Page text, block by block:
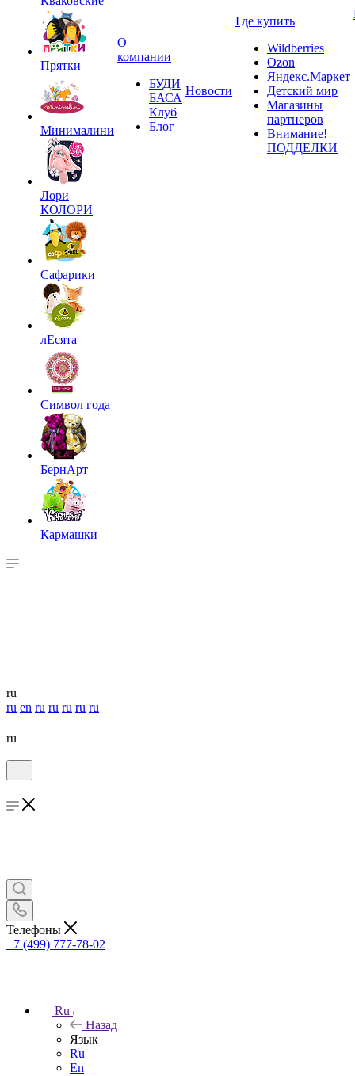
Прятки
Минималини
Лори
КОЛОРИ
Сафарики
лЕсята
Символ года
БернАрт
Кармашки
О
компании
БУДИ
БАСА
Клуб
Блог
Новости
Где купить
Wildberries
Ozon
Яндекс.Маркет
Детский мир
Магазины
партнеров
Внимание!
ПОДДЕЛКИ
ru
ru en ru ru ru ru ru
ru
Телефоны
+7 (499) 777-78-02
Ru
Назад
Язык
Ru
En